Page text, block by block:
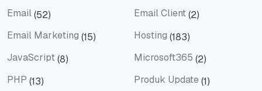
Email(52) Email Client(2)
Email Marketing (15) Hosting (183)
JavaScript(8) Microsoft365 (2)
PHP (13) Produk Update (1)